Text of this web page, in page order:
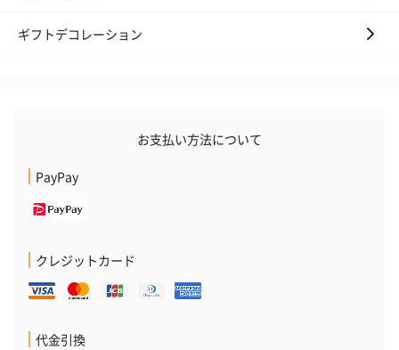
ギフトデコレーション
お支払い方法について
PayPay
クレジットカード
代金引換